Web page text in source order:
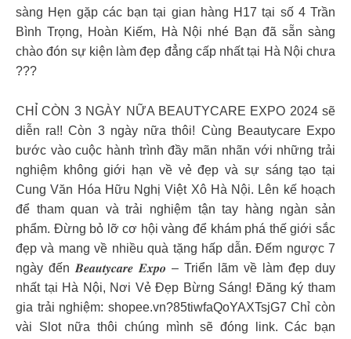
sàng Hẹn gặp các bạn tại gian hàng H17 tại số 4 Trần
Bình Trọng, Hoàn Kiếm, Hà Nội nhé Bạn đã sẵn sàng
chào đón sự kiện làm đẹp đẳng cấp nhất tại Hà Nội chưa
???
CHỈ CÒN 3 NGÀY NỮA BEAUTYCARE EXPO 2024 sẽ
diễn ra!! Còn 3 ngày nữa thôi! Cùng Beautycare Expo
bước vào cuộc hành trình đầy mãn nhãn với những trải
nghiệm không giới hạn về vẻ đẹp và sự sáng tạo tại
Cung Văn Hóa Hữu Nghị Việt Xô Hà Nội. Lên kế hoạch
để tham quan và trải nghiệm tận tay hàng ngàn sản
phẩm. Đừng bỏ lỡ cơ hội vàng để khám phá thế giới sắc
đẹp và mang về nhiều quà tặng hấp dẫn. Đếm ngược 7
ngày đến 𝑩𝒆𝒂𝒖𝒕𝒚𝒄𝒂𝒓𝒆 𝑬𝒙𝒑𝒐 – Triển lãm về làm đẹp duy
nhất tại Hà Nội, Nơi Vẻ Đẹp Bừng Sáng! Đăng ký tham
gia trải nghiệm: shopee.vn?85tiwfaQoYAXTsjG7 Chỉ còn
vài Slot nữa thôi chúng mình sẽ đóng link. Các bạn